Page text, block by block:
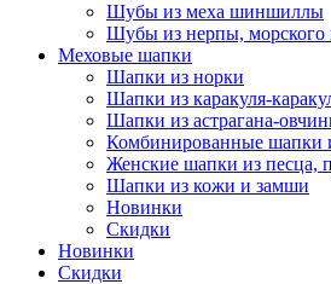
Шубы из меха шиншиллы
Шубы из нерпы, морского
Меховые шапки
Шапки из норки
Шапки из каракуля-
Шапки из астрагана-
Комбинированные шапки
Женские шапки из песца,
Шапки из кожи и замши
Новинки
Скидки
Новинки
Скидки